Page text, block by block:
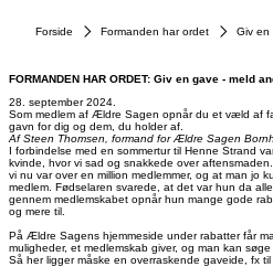
Forside Formanden har ordet Giv en
FORMANDEN HAR ORDET: Giv en gave - meld
28. september 2024.
Som medlem af Ældre Sagen opnår du et væld af
gavn for dig og dem, du holder af.
Af Steen Thomsen, formand for Ældre Sagen
I forbindelse med en sommertur til Henne Strand
kvinde, hvor vi sad og snakkede over
vi nu var over en million medlemmer, og at man jo
medlem. Fødselaren svarede, at det var hun da
gennem medlemskabet opnår hun mange gode
og mere til.
På Ældre Sagens hjemmeside under rabatter får
muligheder, et medlemskab giver, og man kan
Så her ligger måske en overraskende gaveide, fx